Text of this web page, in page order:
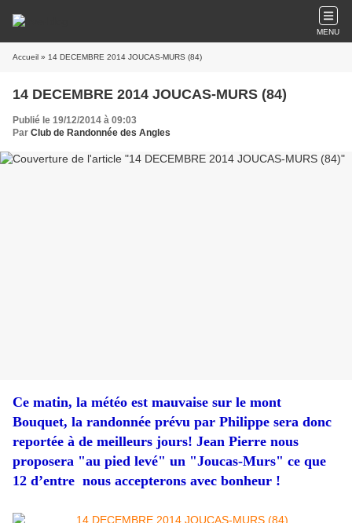
MENU
Accueil » 14 DECEMBRE 2014 JOUCAS-MURS (84)
14 DECEMBRE 2014 JOUCAS-MURS (84)
Publié le 19/12/2014 à 09:03
Par Club de Randonnée des Angles
Ce matin, la météo est mauvaise sur le mont
Bouquet, la randonnée prévu par Philippe sera donc
reportée à de meilleurs jours! Jean Pierre nous
proposera "au pied levé" un "Joucas-Murs" ce que
12 d’entre nous accepterons avec bonheur !